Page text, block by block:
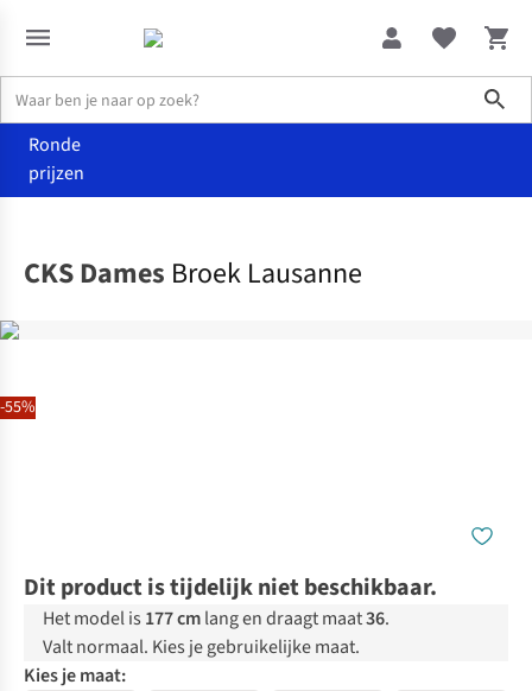
Ronde
prijzen
-55%
CKS Dames Broek Lausanne
Dit product is tijdelijk niet beschikbaar.
Het model is 177 cmlang en draagt maat36.
Valt normaal. Kies je gebruikelijke maat.
Kies je maat: